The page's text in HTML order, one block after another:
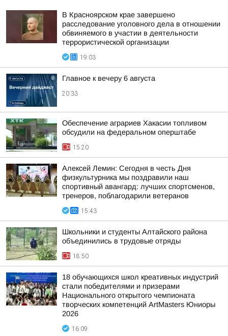
В Красноярском крае завершено
расследование уголовного дела в отношении
обвиняемого в участии в деятельности
террористической организации
19:03
Главное к вечеру 6 августа
20:33
Обеспечение аграриев Хакасии топливом
обсудили на федеральном оперштабе
15:20
Алексей Лемин: Сегодня в честь Дня
физкультурника мы поздравили наш
спортивный авангард: лучших спортсменов,
тренеров, поблагодарили ветеранов
15:43
Школьники и студенты Алтайского района
объединились в трудовые отряды
18:50
18 обучающихся школ креативных индустрий
стали победителями и призерами
Национального открытого чемпионата
творческих компетенций ArtMasters Юниоры
2026
16:09